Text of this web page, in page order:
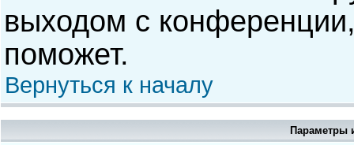
выходом с
поможет.
Вернуться к началу
Параметры